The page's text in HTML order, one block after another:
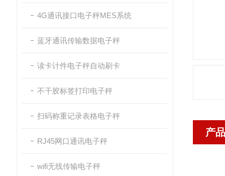
4G通讯接口电子秤MES系统
蓝牙通讯传输数据电子秤
读卡计件电子秤自动刷卡
不干胶标签打印电子秤
扫码称重记录表格电子秤
RJ45网口通讯电子秤
wifi无线传输电子秤
产